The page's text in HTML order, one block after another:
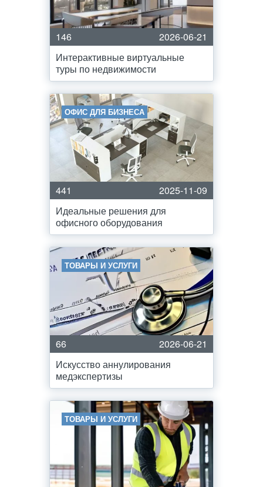
146
2026-06-21
Интерактивные виртуальные
туры по недвижимости
ОФИС ДЛЯ БИЗНЕСА
441
2025-11-09
Идеальные решения для
офисного оборудования
ТОВАРЫ И УСЛУГИ
66
2026-06-21
Искусство аннулирования
медэкспертизы
ТОВАРЫ И УСЛУГИ